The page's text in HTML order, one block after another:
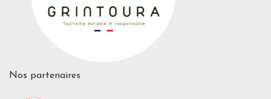
Nos partenaires